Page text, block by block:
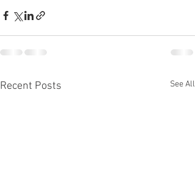
Recent Posts See All